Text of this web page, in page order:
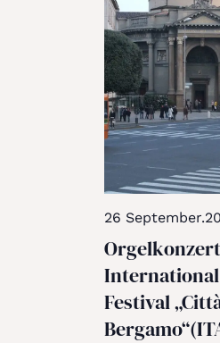
26
Festival